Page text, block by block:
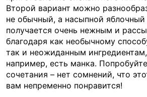
Второй вариант можно
не обычный, а насыпной яблочный
получается очень нежным и
благодаря как необычному
так и неожиданным
например, есть манка.
сочетания – нет сомнений, что
вам непременно понравится!